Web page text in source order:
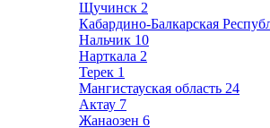
Щучинск 2
Кабардино-Балкарская
Нальчик 10
Нарткала 2
Терек 1
Мангистауская область 24
Актау 7
Жанаозен 6